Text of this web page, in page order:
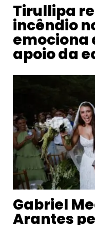
Tirullipa
incêndio
emociona
apoio da
Gabriel
Arantes